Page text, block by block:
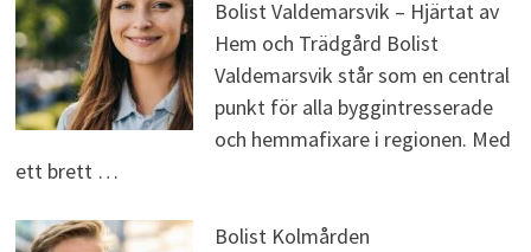
Bolist Valdemarsvik – Hjärtat av
Hem och Trädgård Bolist
Valdemarsvik står som en central
punkt för alla byggintresserade
och hemmafixare i regionen. Med
ett brett …
Bolist Kolmården